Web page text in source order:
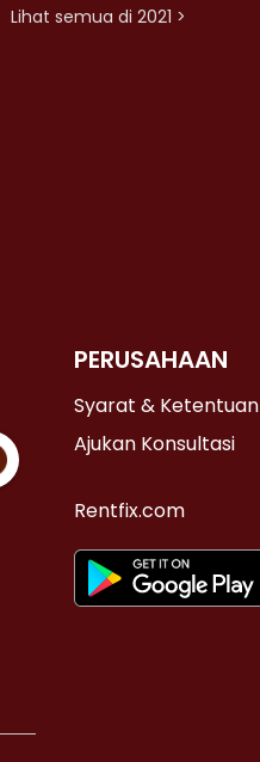
Lihat semua di 2021 >
PERUSAHAAN
Syarat & Ketentuan
Ajukan Konsultasi
Rentfix.com